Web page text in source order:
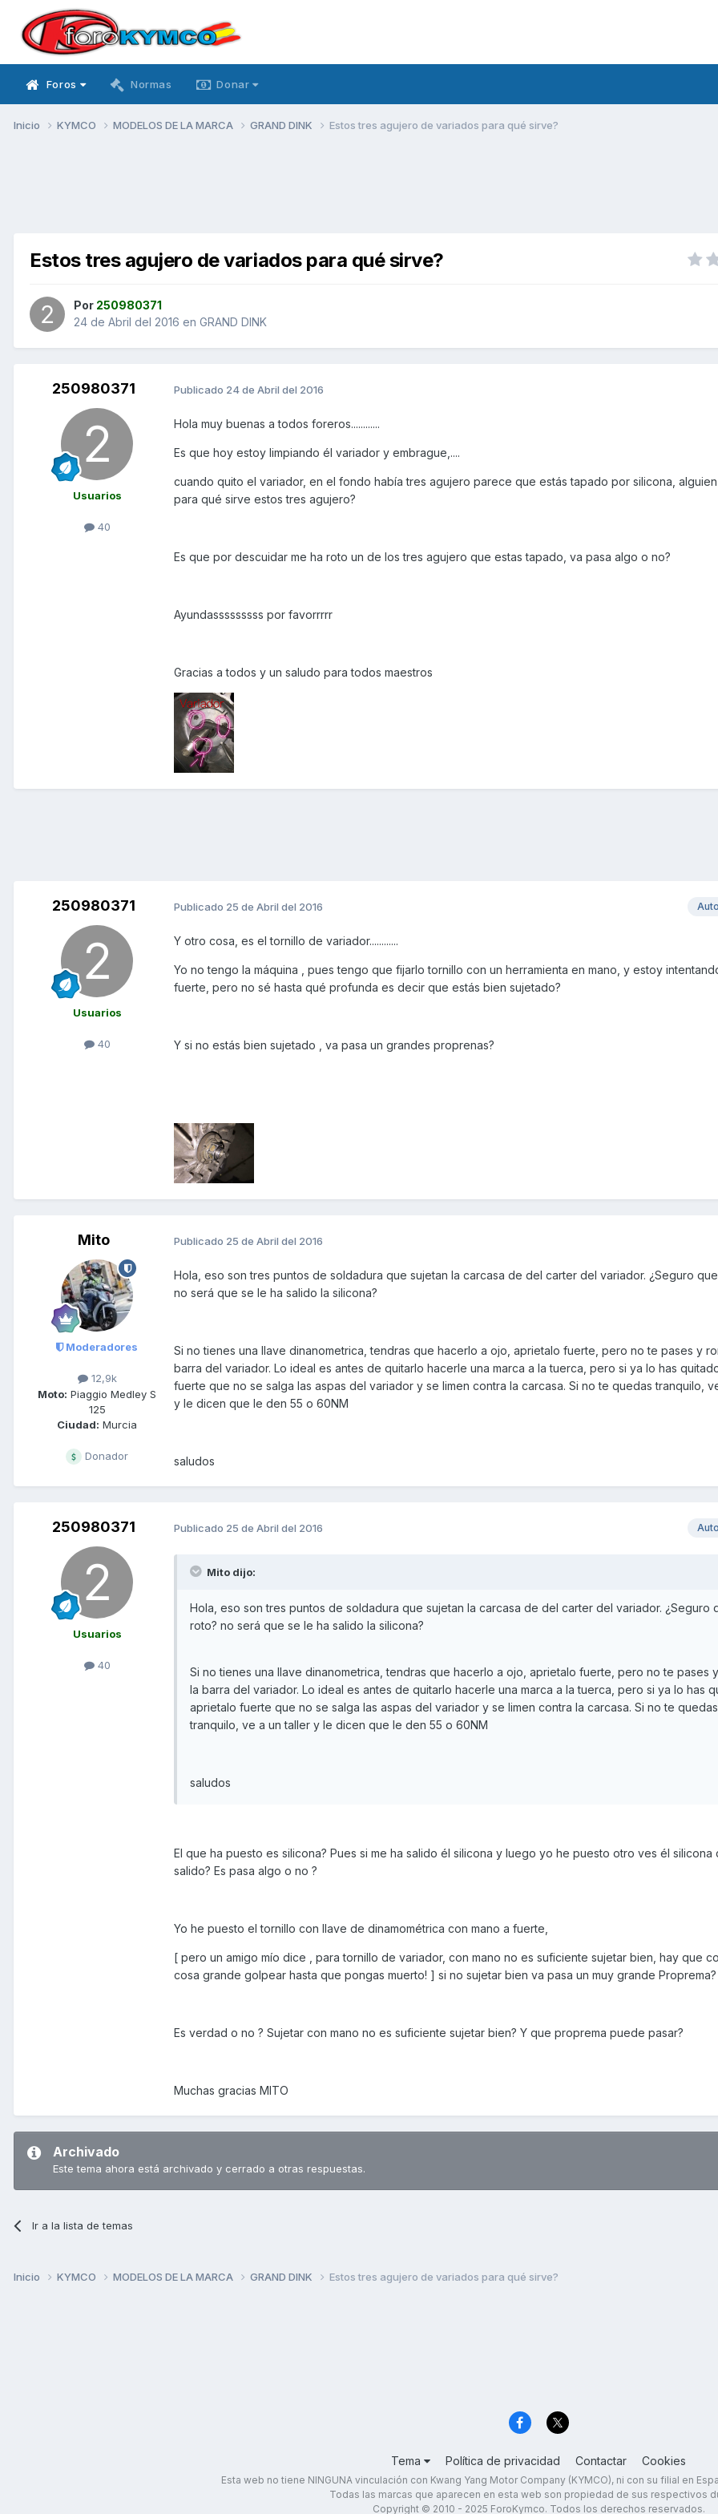
Foros Normas Donar
Inicio KYMCO MODELOS DE LA MARCA GRAND DINK Estos tres agujero de variados para qué sirve?
Estos tres agujero de variados para qué sirve?
Por 250980371
24 de Abril del 2016 en GRAND DINK
250980371
Usuarios
40
Publicado 24 de Abril del 2016
Hola muy buenas a todos foreros............
Es que hoy estoy limpiando él variador y embrague,....
cuando quito el variador, en el fondo había tres agujero parece que estás tapado por silicona,
para qué sirve estos tres agujero?
Es que por descuidar me ha roto un de los tres agujero que estas tapado, va pasa algo o no?
Ayundasssssssss por favorrrrr
Gracias a todos y un saludo para todos maestros
250980371
Usuarios
40
Publicado 25 de Abril del 2016
Y otro cosa, es el tornillo de variador............
Yo no tengo la máquina , pues tengo que fijarlo tornillo con un herramienta en mano, y estoy
fuerte, pero no sé hasta qué profunda es decir que estás bien sujetado?
Y si no estás bien sujetado , va pasa un grandes proprenas?
Mito
Moderadores
12,9k
Moto: Piaggio Medley S
125
Ciudad: Murcia
Donador
Publicado 25 de Abril del 2016
Hola, eso son tres puntos de soldadura que sujetan la carcasa de del carter del variador. ¿Seguro
no será que se le ha salido la silicona?
Si no tienes una llave dinanometrica, tendras que hacerlo a ojo, aprietalo fuerte, pero no te pases y
barra del variador. Lo ideal es antes de quitarlo hacerle una marca a la tuerca, pero si ya lo has
fuerte que no se salga las aspas del variador y se limen contra la carcasa. Si no te quedas tranquilo,
y le dicen que le den 55 o 60NM
saludos
250980371
Usuarios
40
Publicado 25 de Abril del 2016
Mito dijo:
Hola, eso son tres puntos de soldadura que sujetan la carcasa de del carter del variador. ¿Seguro
roto? no será que se le ha salido la silicona?
Si no tienes una llave dinanometrica, tendras que hacerlo a ojo, aprietalo fuerte, pero no te pases
la barra del variador. Lo ideal es antes de quitarlo hacerle una marca a la tuerca, pero si ya lo has
aprietalo fuerte que no se salga las aspas del variador y se limen contra la carcasa. Si no te quedas
tranquilo, ve a un taller y le dicen que le den 55 o 60NM
saludos
El que ha puesto es silicona? Pues si me ha salido él silicona y luego yo he puesto otro ves él silicona
salido? Es pasa algo o no ?
Yo he puesto el tornillo con llave de dinamométrica con mano a fuerte,
[ pero un amigo mío dice , para tornillo de variador, con mano no es suficiente sujetar bien, hay que
cosa grande golpear hasta que pongas muerto! ] si no sujetar bien va pasa un muy grande Proprema?
Es verdad o no ? Sujetar con mano no es suficiente sujetar bien? Y que proprema puede pasar?
Muchas gracias MITO
Archivado
Este tema ahora está archivado y cerrado a otras respuestas.
Ir a la lista de temas
Inicio KYMCO MODELOS DE LA MARCA GRAND DINK Estos tres agujero de variados para qué sirve?
Tema Política de privacidad Contactar Cookies
Esta web no tiene NINGUNA vinculación con Kwang Yang Motor Company (KYMCO), ni con su filial en
Todas las marcas que aparecen en esta web son propiedad de sus respectivos
Copyright © 2010 - 2025 ForoKymco. Todos los derechos reservados.